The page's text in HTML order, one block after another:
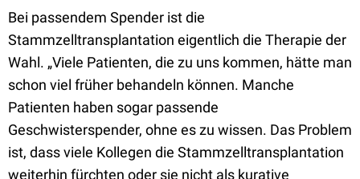
Bei passendem Spender ist die
Stammzelltransplantation eigentlich die Therapie der
Wahl. „Viele Patienten, die zu uns kommen, hätte man
schon viel früher behandeln können. Manche
Patienten haben sogar passende
Geschwisterspender, ohne es zu wissen. Das Problem
ist, dass viele Kollegen die Stammzelltransplantation
weiterhin fürchten oder sie nicht als kurative